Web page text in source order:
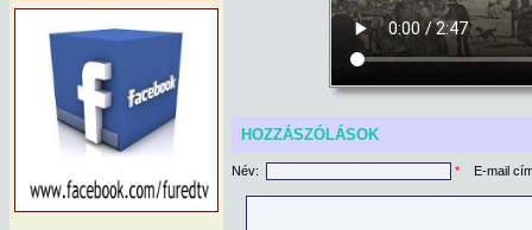
HOZZÁSZÓLÁSOK
Név: * E-mail